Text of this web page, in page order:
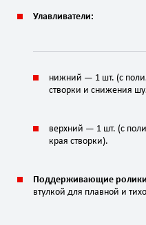
Улавливатели:
нижний — 1 шт. (с
створки и снижения
верхний — 1 шт. (с
края створки).
Поддерживающие
втулкой для плавной и